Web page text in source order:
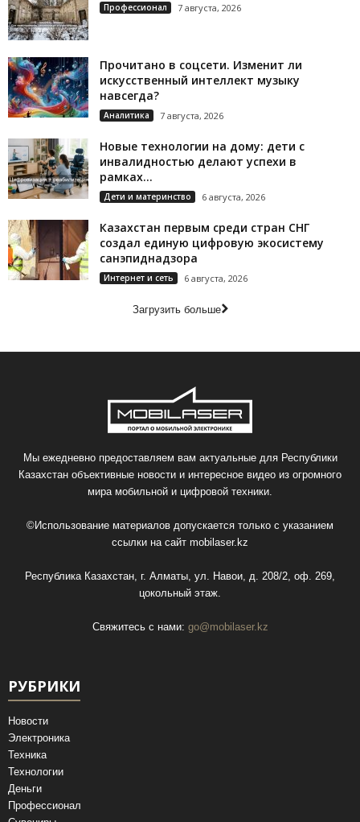
Профессионал 7 августа, 2026
Прочитано в соцсети. Изменит ли
искусственный интеллект музыку
навсегда?
Аналитика 7 августа, 2026
Новые технологии на дому: дети с
инвалидностью делают успехи в
рамках...
Дети и материнство 6 августа, 2026
Казахстан первым среди стран СНГ
создал единую цифровую экосистему
санэпиднадзора
Интернет и сеть 6 августа, 2026
Загрузить больше
Мы ежедневно предоставляем вам актуальные для Республики
Казахстан объективные новости и интересное видео из огромного
мира мобильной и цифровой техники.
©Использование материалов допускается только с указанием
ссылки на сайт mobilaser.kz
Республика Казахстан, г. Алматы, ул. Навои, д. 208/2, оф. 269,
цокольный этаж.
Свяжитесь с нами: go@mobilaser.kz
РУБРИКИ
Новости
Электроника
Техника
Технологии
Деньги
Профессионал